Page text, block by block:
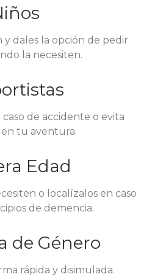
y dales la opción de pedir
la necesiten.
de accidente o evita
tu aventura.
Edad
o localízalos en caso
de demencia.
de Género
rápida y disimulada.